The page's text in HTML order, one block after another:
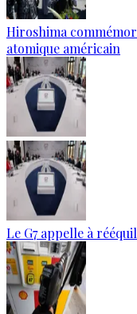
Hiroshima
atomique américain
Le G7 appelle à